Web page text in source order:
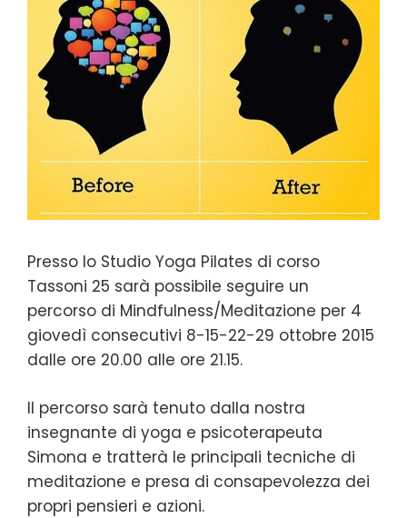
Presso lo Studio Yoga Pilates di corso
Tassoni 25 sarà possibile seguire un
percorso di Mindfulness/Meditazione per 4
giovedì consecutivi 8-15-22-29 ottobre 2015
dalle ore 20.00 alle ore 21.15.
Il percorso sarà tenuto dalla nostra
insegnante di yoga e psicoterapeuta
Simona e tratterà le principali tecniche di
meditazione e presa di consapevolezza dei
propri pensieri e azioni.